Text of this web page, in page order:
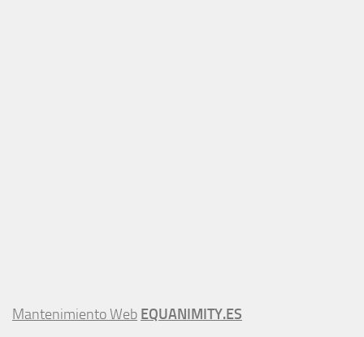
Mantenimiento Web EQUANIMITY.ES